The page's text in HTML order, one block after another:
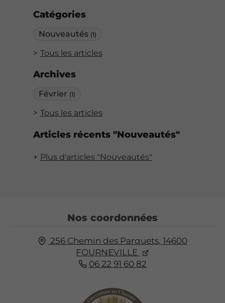
Catégories
Nouveautés (1)
Tous les articles
Archives
Février (1)
Tous les articles
Articles récents "Nouveautés"
Plus d'articles "Nouveautés"
Nos coordonnées
256 Chemin des Parquets, 14600
FOURNEVILLE
06 22 91 60 82